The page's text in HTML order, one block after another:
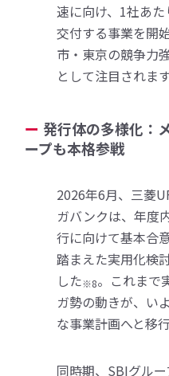
速に向け、1社あ
交付する事業を開
市・東京の競争力
として注目されます
発行体の多様化：
ープも本格参戦
2026年6月、三菱
ガバンクは、年度
行に向けて基本合
踏まえた実用化検
した※8。これまで
ガ勢の動きが、い
な事業計画へと移
同時期、SBIグル